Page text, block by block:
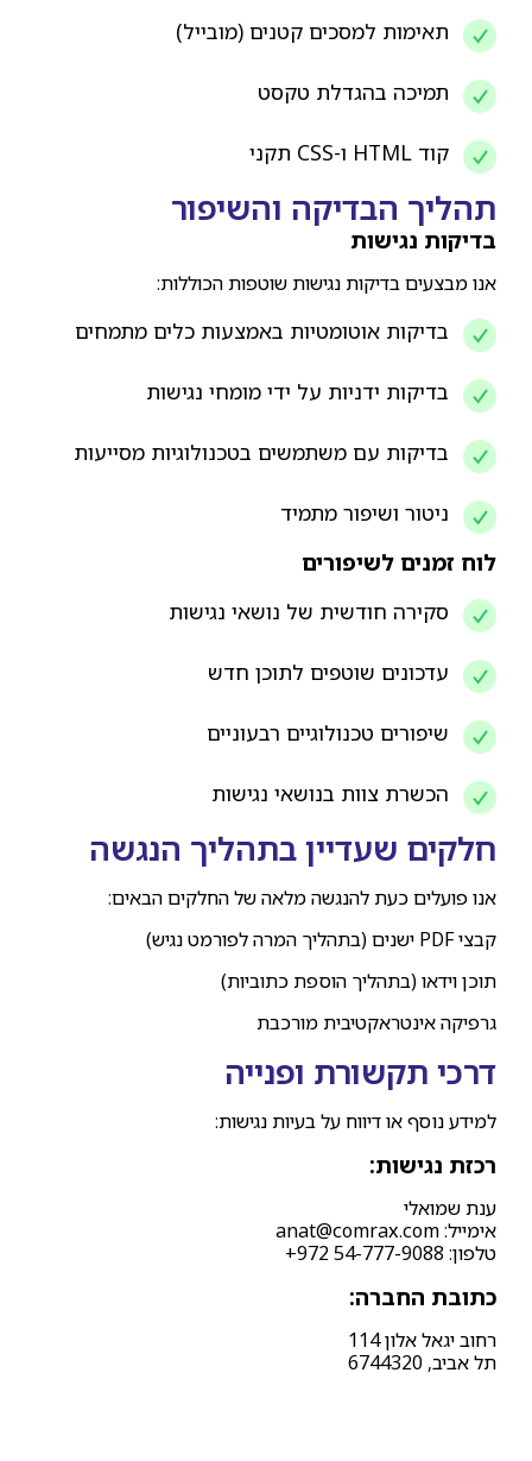
תאימות למסכים קטנים (מובייל)
תמיכה בהגדלת טקסט
קוד HTML ו-CSS תקני
תהליך הבדיקה והשיפור
בדיקות נגישות
אנו מבצעים בדיקות נגישות שוטפות הכוללות:
בדיקות אוטומטיות באמצעות כלים מתמחים
בדיקות ידניות על ידי מומחי נגישות
בדיקות עם משתמשים בטכנולוגיות מסייעות
ניטור ושיפור מתמיד
לוח זמנים לשיפורים
סקירה חודשית של נושאי נגישות
עדכונים שוטפים לתוכן חדש
שיפורים טכנולוגיים רבעוניים
הכשרת צוות בנושאי נגישות
חלקים שעדיין בתהליך הנגשה
אנו פועלים כעת להנגשה מלאה של החלקים הבאים:
קבצי PDF ישנים (בתהליך המרה לפורמט נגיש)
תוכן וידאו (בתהליך הוספת כתוביות)
גרפיקה אינטראקטיבית מורכבת
דרכי תקשורת ופנייה
למידע נוסף או דיווח על בעיות נגישות:
רכזת נגישות:
ענת שמואלי
אימייל: anat@comrax.com
טלפון: ⁦+972 54-777-9088⁩
כתובת החברה:
רחוב יגאל אלון 114
תל אביב, 6744320